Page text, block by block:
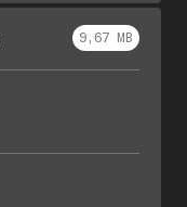
9,67 MB